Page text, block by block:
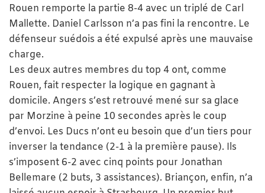
Rouen remporte la partie 8-4 avec un triplé de Carl
Mallette. Daniel Carlsson n’a pas fini la rencontre. Le
défenseur suédois a été expulsé après une mauvaise
charge.
Les deux autres membres du top 4 ont, comme
Rouen, fait respecter la logique en gagnant à
domicile. Angers s’est retrouvé mené sur sa glace
par Morzine à peine 10 secondes après le coup
d’envoi. Les Ducs n’ont eu besoin que d’un tiers pour
inverser la tendance (2-1 à la première pause). Ils
s’imposent 6-2 avec cinq points pour Jonathan
Bellemare (2 buts, 3 assistances). Briançon, enfin, n’a